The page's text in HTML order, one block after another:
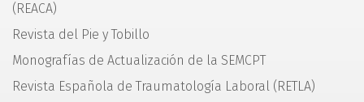
(REACA)
Revista del Pie y Tobillo
Monografías de Actualización de la SEMCPT
Revista Española de Traumatología Laboral (RETLA)